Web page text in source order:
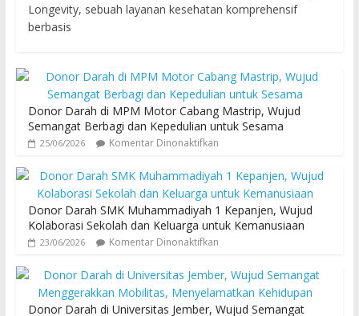
Longevity, sebuah layanan kesehatan komprehensif
berbasis
Donor Darah di MPM Motor Cabang Mastrip, Wujud
Semangat Berbagi dan Kepedulian untuk Sesama
25/06/2026 Komentar Dinonaktifkan
Donor Darah SMK Muhammadiyah 1 Kepanjen, Wujud
Kolaborasi Sekolah dan Keluarga untuk Kemanusiaan
23/06/2026 Komentar Dinonaktifkan
Donor Darah di Universitas Jember, Wujud Semangat